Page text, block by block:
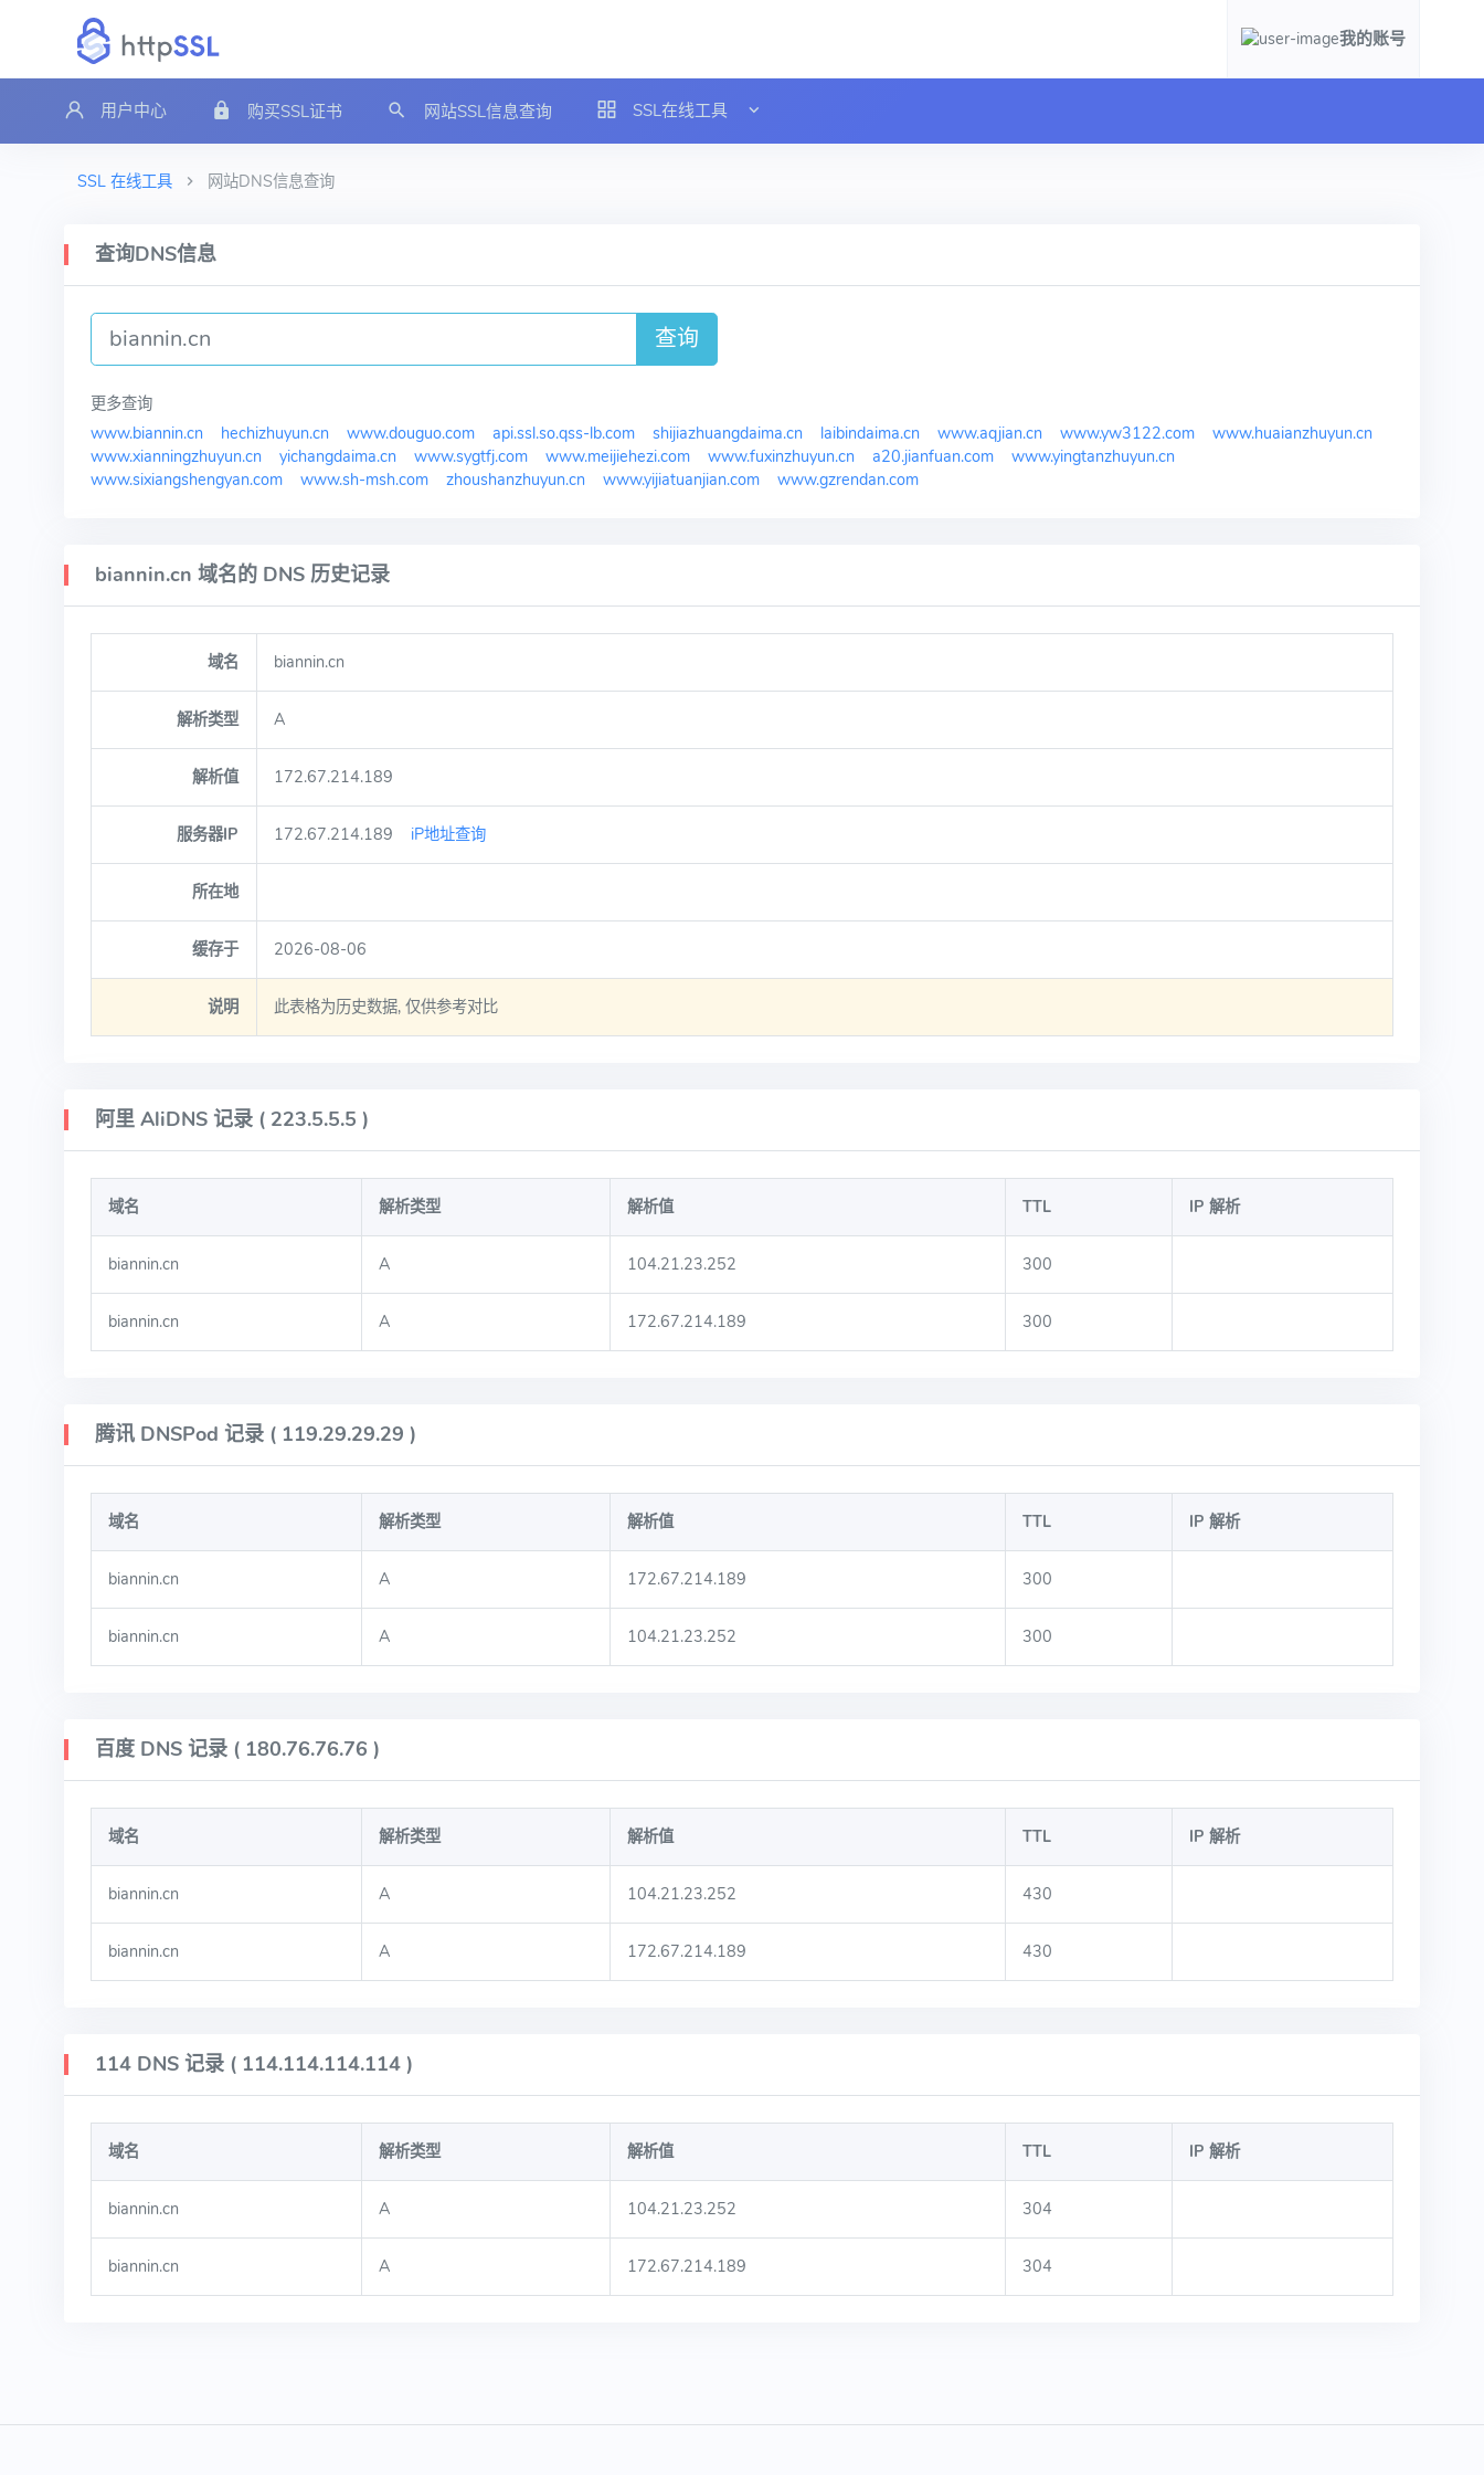
我的账号
用户中心 购买SSL证书 网站SSL信息查询 SSL在线工具
SSL 在线工具 网站DNS信息查询
查询DNS信息
查询
更多查询
www.biannin.cn
hechizhuyun.cn www.douguo.com api.ssl.so.qss-lb.com shijiazhuangdaima.cn laibindaima.cn www.aqjian.cn www.yw3122.com
www.huaianzhuyun.cn
www.xianningzhuyun.cn
yichangdaima.cn www.sygtfj.com www.meijiehezi.com www.fuxinzhuyun.cn a20.jianfuan.com
www.yingtanzhuyun.cn
www.sixiangshengyan.com
www.sh-msh.com zhoushanzhuyun.cn www.yijiatuanjian.com www.gzrendan.com
biannin.cn 域名的 DNS 历史记录
域名 biannin.cn
解析类型 A
解析值 172.67.214.189
服务器IP 172.67.214.189 iP地址查询
所在地
缓存于 2026-08-06
说明 此表格为历史数据, 仅供参考对比
阿里 AliDNS 记录 ( 223.5.5.5 )
域名 解析类型 解析值 TTL IP 解析
biannin.cn A 104.21.23.252 300
biannin.cn A 172.67.214.189 300
腾讯 DNSPod 记录 ( 119.29.29.29 )
域名 解析类型 解析值 TTL IP 解析
biannin.cn A 172.67.214.189 300
biannin.cn A 104.21.23.252 300
百度 DNS 记录 ( 180.76.76.76 )
域名 解析类型 解析值 TTL IP 解析
biannin.cn A 104.21.23.252 430
biannin.cn A 172.67.214.189 430
114 DNS 记录 ( 114.114.114.114 )
域名 解析类型 解析值 TTL IP 解析
biannin.cn A 104.21.23.252 304
biannin.cn A 172.67.214.189 304